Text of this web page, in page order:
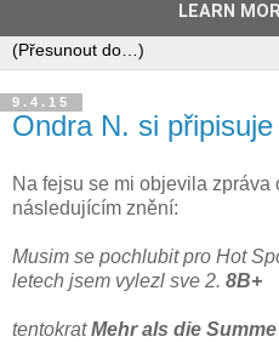
9.4.15
Ondra N. si
Na fejsu se mi objevila zpráva
následujícím znění:
Musim se pochlubit pro Hot
letech jsem vylezl sve 2. 8B+
tentokratMehr als die
LEARN